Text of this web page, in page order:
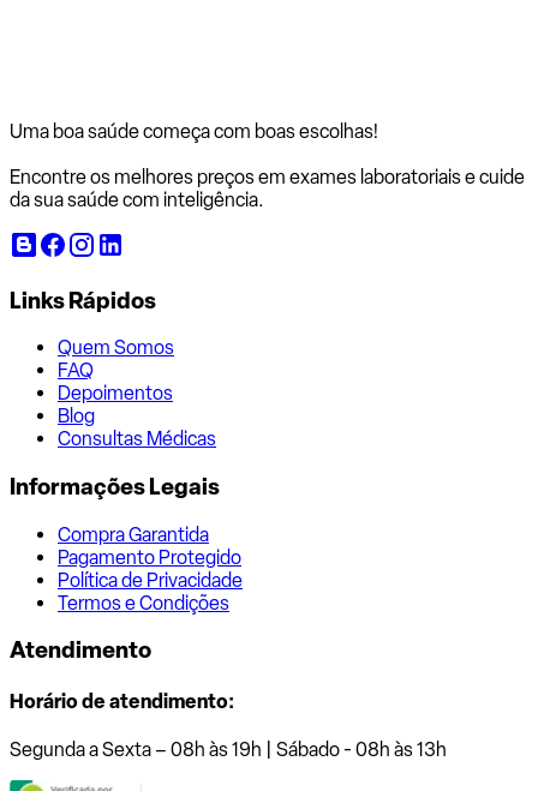
Uma boa saúde começa com boas escolhas!
Encontre os melhores preços em exames laboratoriais e cuide
da sua saúde com inteligência.
Links Rápidos
Quem Somos
FAQ
Depoimentos
Blog
Consultas Médicas
Informações Legais
Compra Garantida
Pagamento Protegido
Política de Privacidade
Termos e Condições
Atendimento
Horário de atendimento:
Segunda a Sexta – 08h às 19h | Sábado - 08h às 13h